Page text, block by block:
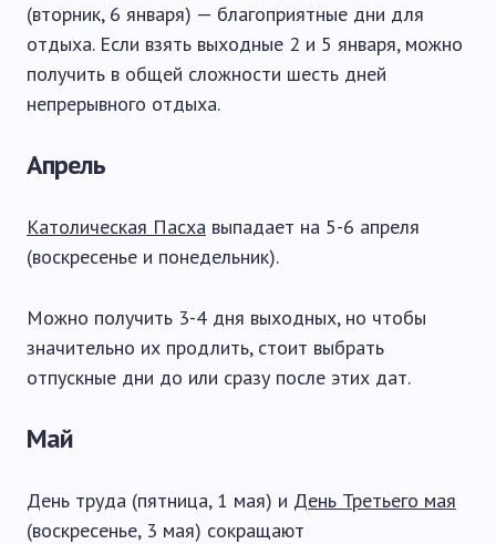
(вторник, 6 января) — благоприятные дни для
отдыха. Если взять выходные 2 и 5 января, можно
получить в общей сложности шесть дней
непрерывного отдыха.
Апрель
Католическая Пасха выпадает на 5-6 апреля
(воскресенье и понедельник).
Можно получить 3-4 дня выходных, но чтобы
значительно их продлить, стоит выбрать
отпускные дни до или сразу после этих дат.
Май
День труда (пятница, 1 мая) и День Третьего мая
(воскресенье, 3 мая) сокращают